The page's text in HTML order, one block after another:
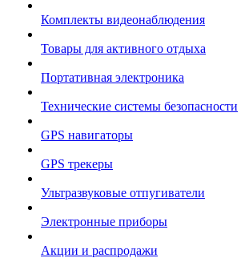
Комплекты видеонаблюдения
Товары для активного отдыха
Портативная электроника
Технические системы безопасности
GPS навигаторы
GPS трекеры
Ультразвуковые отпугиватели
Электронные приборы
Акции и распродажи